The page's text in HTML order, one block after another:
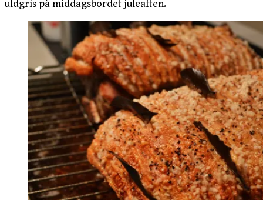
uldgris på middagsbordet juleaften.